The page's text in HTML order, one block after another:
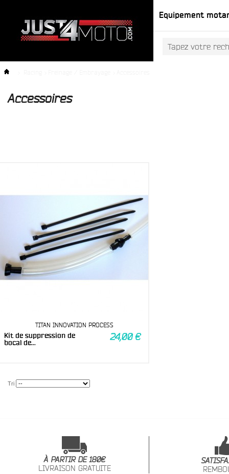
Equipement
Accessoires
TITAN INNOVATION PROCESS
Kit de suppression de
bocal de...
24,00 €
Tri
À PARTIR DE 180€
LIVRAISON GRATUITE